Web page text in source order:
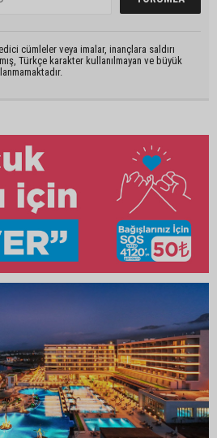
cümleler veya imalar, inançlara saldırı
Türkçe karakter kullanılmayan ve büyük